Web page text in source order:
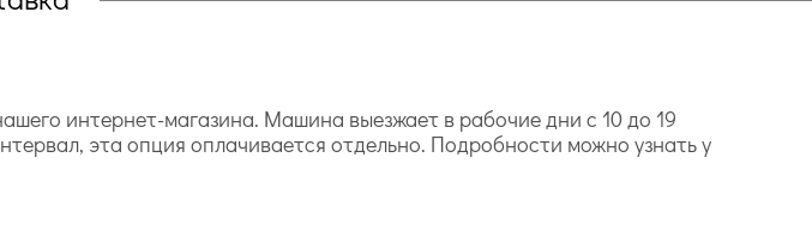
интернет-магазина. Машина выезжает в рабочие дни с 10 до 19
эта опция оплачивается отдельно. Подробности можно узнать у